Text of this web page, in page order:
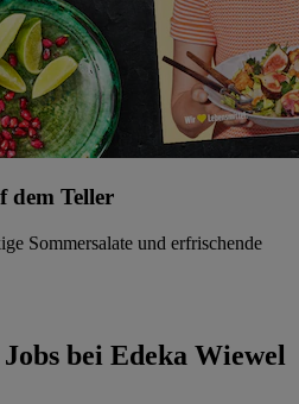
dem Teller
Sommersalate und erfrischende
bei Edeka Wiewel